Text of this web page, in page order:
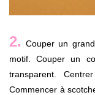
2. Couper un
motif. Couper un
transparent.
Commencer à